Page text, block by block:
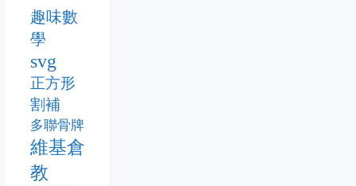
趣味數
學
svg
正方形
割補
多聯骨牌
維基倉
教